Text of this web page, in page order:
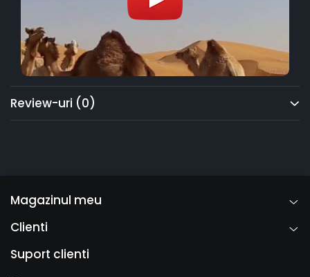
Review-uri (0)
Magazinul meu
Clienti
Suport clienti